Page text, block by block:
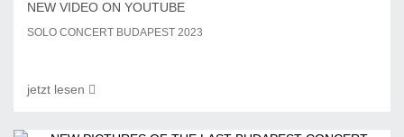
NEW VIDEO ON YOUTUBE
SOLO CONCERT BUDAPEST 2023
jetzt lesen